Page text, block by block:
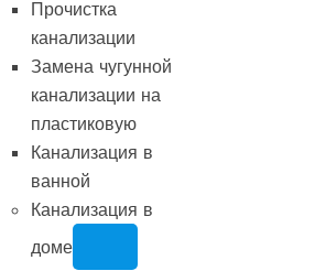
Прочистка
канализации
Замена чугунной
канализации на
пластиковую
Канализация в
ванной
Канализация в
доме